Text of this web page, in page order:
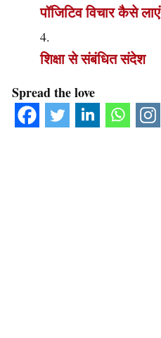
पॉजिटिव विचार कैसे लाएं
शिक्षा से संबंधित संदेश
Spread the love